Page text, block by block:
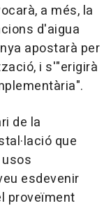
a més, la
d'aigua
apostarà per
i s'"erigirà
de la
que
esdevenir
proveïment